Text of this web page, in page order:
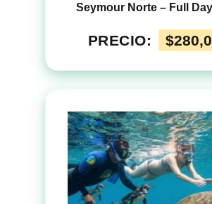
Seymour Norte – Full
PRECIO: $